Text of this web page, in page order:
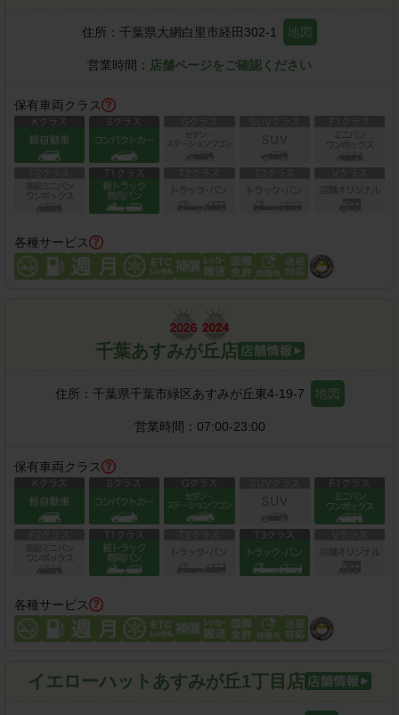
住所： 千葉県大網白里市経田302-1 地図
営業時間： 店舗ページをご確認ください
保有車両クラス
各種サービス
千葉あすみが丘店
住所： 千葉県千葉市緑区あすみが丘東4-19-7 地図
営業時間： 07:00-23:00
保有車両クラス
各種サービス
イエローハットあすみが丘1丁目店